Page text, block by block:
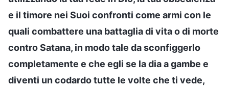
e il timore nei Suoi confronti come armi con le
quali combattere una battaglia di vita o di morte
contro Satana, in modo tale da sconfiggerlo
completamente e che egli se la dia a gambe e
diventi un codardo tutte le volte che ti vede,